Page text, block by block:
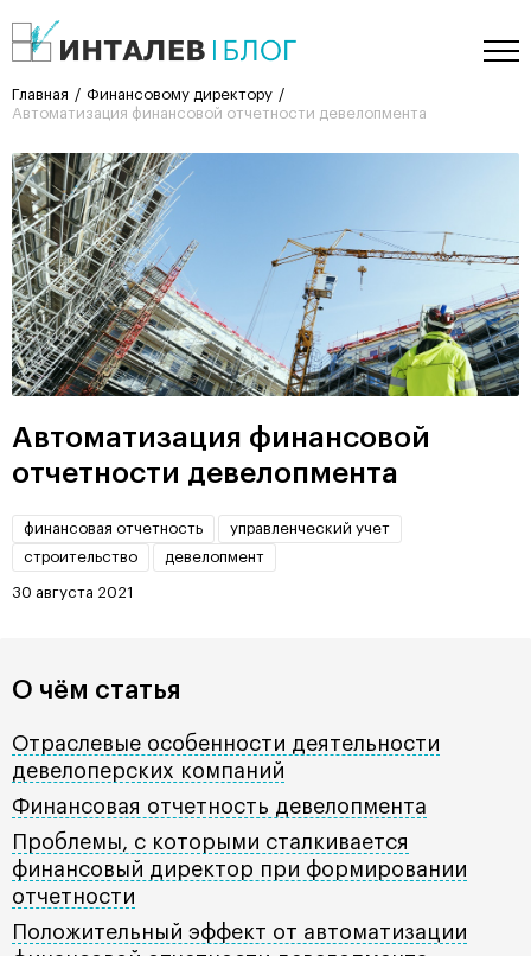
Главная
Финансовому директору
Автоматизация финансовой отчетности девелопмента
Автоматизация финансовой
отчетности девелопмента
финансовая отчетность
управленческий учет
строительство
девелопмент
30 августа 2021
О чём статья
Отраслевые особенности деятельности
девелоперских компаний
Финансовая отчетность девелопмента
Проблемы, с которыми сталкивается
финансовый директор при формировании
отчетности
Положительный эффект от автоматизации